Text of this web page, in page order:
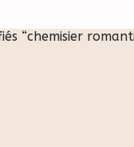
“chemisier